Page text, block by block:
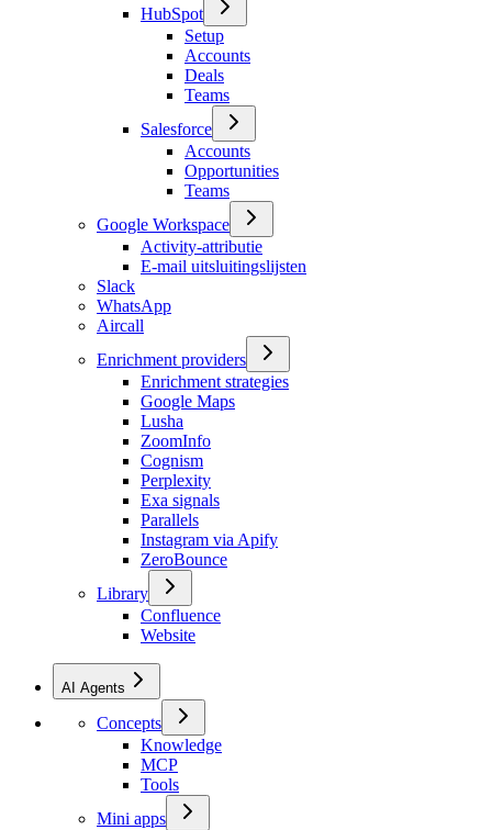
HubSpot
Setup
Accounts
Deals
Teams
Salesforce
Accounts
Opportunities
Teams
Google Workspace
Activity-attributie
E-mail uitsluitingslijsten
Slack
WhatsApp
Aircall
Enrichment providers
Enrichment strategies
Google Maps
Lusha
ZoomInfo
Cognism
Perplexity
Exa signals
Parallels
Instagram via Apify
ZeroBounce
Library
Confluence
Website
AI Agents
Concepts
Knowledge
MCP
Tools
Mini apps